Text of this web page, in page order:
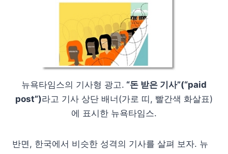
뉴욕타임스의 기사형 광고. “돈 받은 기사”(“paid
post”)라고 기사 상단 배너(가로 띠, 빨간색 화살표)
에 표시한 뉴욕타임스.
반면, 한국에서 비슷한 성격의 기사를 살펴 보자. 뉴